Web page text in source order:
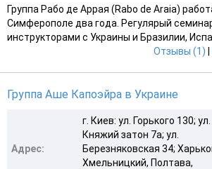
Группа Рабо де Аррая (Rabo de Araia)
Симферополе два года. Регулярый
инструкторами с Украины и Бразилии,
Отзывы (1)
Группа Аше Капоэйра в Украине
Адрес:
г. Киев: ул. Горького 130; ул.
Княжий затон 7а; ул.
Березняковская 34;
Хмельницкий, Полтава,